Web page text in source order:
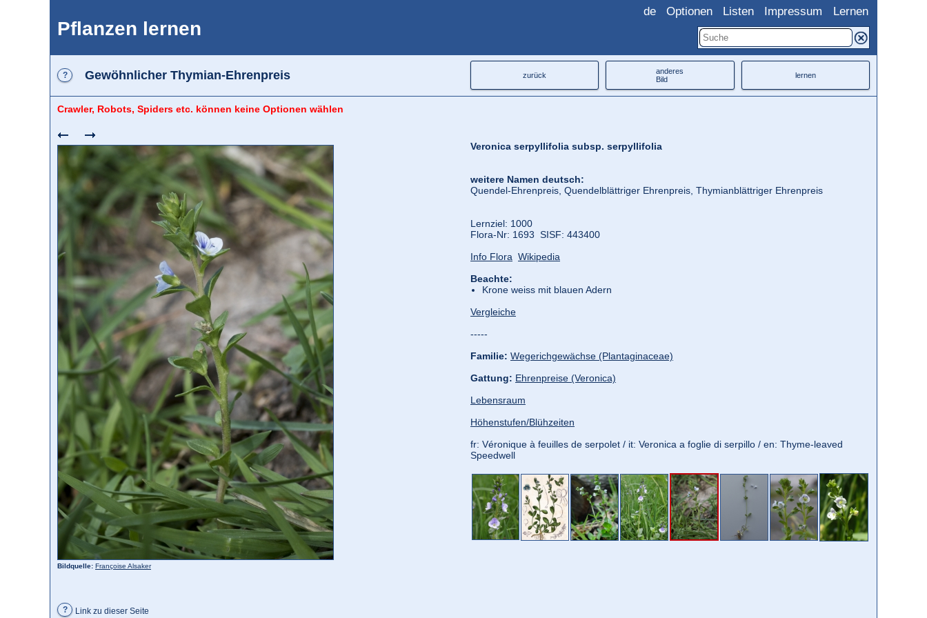
Pflanzen lernen
de Optionen Listen Impressum Lernen
? Gewöhnlicher Thymian-Ehrenpreis zurück
anderes
Bild
lernen
Crawler, Robots, Spiders etc. können keine Optionen wählen
Bildquelle: Françoise Alsaker
Veronica serpyllifolia subsp. serpyllifolia
weitere Namen deutsch:
Quendel-Ehrenpreis, Quendelblättriger Ehrenpreis, Thymianblättriger Ehrenpreis
Lernziel: 1000
Flora‑Nr: 1693 SISF: 443400
Info Flora Wikipedia
Beachte:
Krone weiss mit blauen Adern
Vergleiche
-----
Familie: Wegerichgewächse (Plantaginaceae)
Gattung: Ehrenpreise (Veronica)
Lebensraum
Höhenstufen/Blühzeiten
fr: Véronique à feuilles de serpolet / it: Veronica a foglie di serpillo / en: Thyme-leaved
Speedwell
? Link zu dieser Seite